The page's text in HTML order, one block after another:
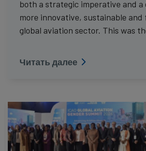
both a strategic imperative and a
more innovative, sustainable
global aviation sector. This was
Читать далее